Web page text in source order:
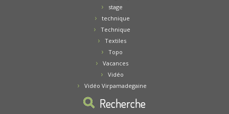
stage
technique
Technique
Textiles
Topo
Vacances
Vidéo
Vidéo Virpamadegaine
Recherche